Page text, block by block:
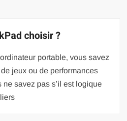
choisir ?
portable, vous savez
jeux ou de performances
savez pas s’il est logique